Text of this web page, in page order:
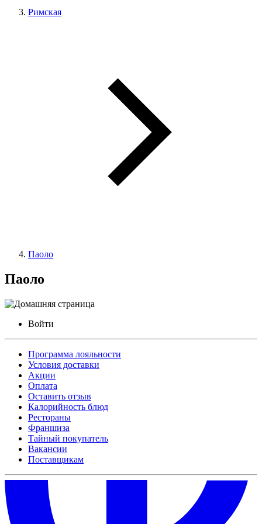
Римская
Паоло
Паоло
Войти
Программа лояльности
Условия доставки
Акции
Оплата
Оставить отзыв
Калорийность блюд
Рестораны
Франшиза
Тайный покупатель
Вакансии
Поставщикам